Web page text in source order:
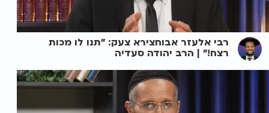
רבי אלעזר אבוחצירא צעק: "תנו לו מכות
רצח!" | הרב יהודה סעדיה